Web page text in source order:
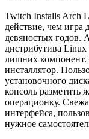
Twitch Installs Arch
действие, чем игра
девяностых годов.
дистрибутива Linux
лишних компонент.
инсталлятор.
установочного
консоль разметить
операционку.
интерфейса,
нужное